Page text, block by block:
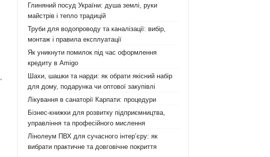
Глиняний посуд України: душа землі, руки
майстрів і тепло традицій
Труби для водопроводу та каналізації: вибір,
монтаж і правила експлуатації
Як уникнути помилок під час оформлення
кредиту в Amigo
Шахи, шашки та нарди: як обрати якісний набір
для дому, подарунка чи оптової закупівлі
Лікування в санаторії Карпати: процедури
Бізнес-книжки для розвитку підприємництва,
управління та професійного мислення
Лінолеум ПВХ для сучасного інтер’єру: як
вибрати практичне та довговічне покриття